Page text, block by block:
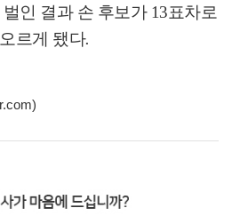
인 결과 손 후보가 13표차로
르게 됐다.